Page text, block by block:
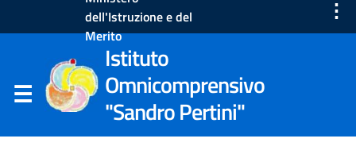
dell'Istruzione e del
Merito
⋮
Istituto
Omnicomprensivo
"Sandro Pertini"